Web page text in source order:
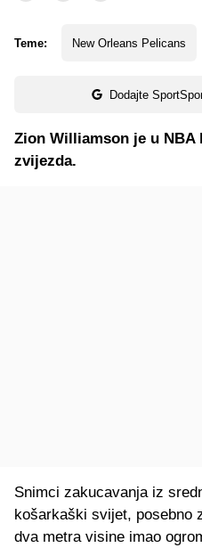
Teme: New Orleans Pelicans
Dodajte
Zion Williamson je u
zvijezda.
Snimci zakucavanja iz
košarkaški svijet, posebno
dva metra visine imao